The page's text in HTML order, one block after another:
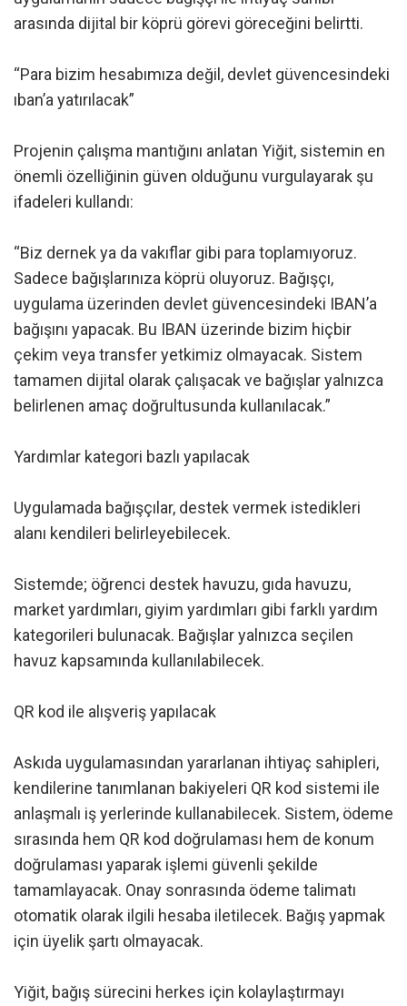
arasında dijital bir köprü görevi göreceğini belirtti.
“Para bizim hesabımıza değil, devlet güvencesindeki
ıban’a yatırılacak”
Projenin çalışma mantığını anlatan Yiğit, sistemin en
önemli özelliğinin güven olduğunu vurgulayarak şu
ifadeleri kullandı:
“Biz dernek ya da vakıflar gibi para toplamıyoruz.
Sadece bağışlarınıza köprü oluyoruz. Bağışçı,
uygulama üzerinden devlet güvencesindeki IBAN’a
bağışını yapacak. Bu IBAN üzerinde bizim hiçbir
çekim veya transfer yetkimiz olmayacak. Sistem
tamamen dijital olarak çalışacak ve bağışlar yalnızca
belirlenen amaç doğrultusunda kullanılacak.”
Yardımlar kategori bazlı yapılacak
Uygulamada bağışçılar, destek vermek istedikleri
alanı kendileri belirleyebilecek.
Sistemde; öğrenci destek havuzu, gıda havuzu,
market yardımları, giyim yardımları gibi farklı yardım
kategorileri bulunacak. Bağışlar yalnızca seçilen
havuz kapsamında kullanılabilecek.
QR kod ile alışveriş yapılacak
Askıda uygulamasından yararlanan ihtiyaç sahipleri,
kendilerine tanımlanan bakiyeleri QR kod sistemi ile
anlaşmalı iş yerlerinde kullanabilecek. Sistem, ödeme
sırasında hem QR kod doğrulaması hem de konum
doğrulaması yaparak işlemi güvenli şekilde
tamamlayacak. Onay sonrasında ödeme talimatı
otomatik olarak ilgili hesaba iletilecek. Bağış yapmak
için üyelik şartı olmayacak.
Yiğit, bağış sürecini herkes için kolaylaştırmayı